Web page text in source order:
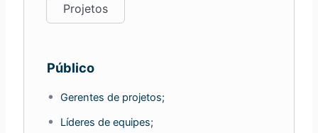
Projetos
Público
Gerentes de projetos;
Líderes de equipes;